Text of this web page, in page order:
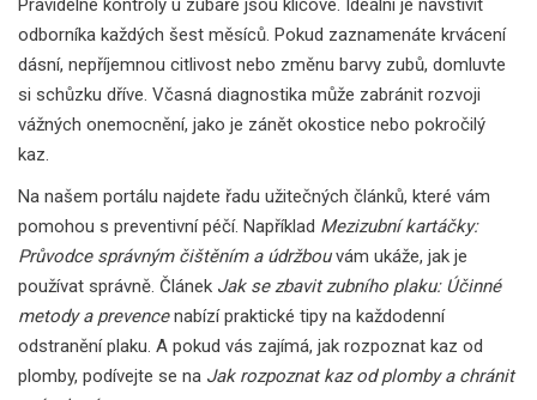
Pravidelné kontroly u zubaře jsou klíčové. Ideální je navštívit
odborníka každých šest měsíců. Pokud zaznamenáte krvácení
dásní, nepříjemnou citlivost nebo změnu barvy zubů, domluvte
si schůzku dříve. Včasná diagnostika může zabránit rozvoji
vážných onemocnění, jako je zánět okostice nebo pokročilý
kaz.
Na našem portálu najdete řadu užitečných článků, které vám
pomohou s preventivní péčí. Například Mezizubní kartáčky:
Průvodce správným čištěním a údržbouvám ukáže, jak je
používat správně. Článek Jak se zbavit zubního plaku: Účinné
metody a prevencenabízí praktické tipy na každodenní
odstranění plaku. A pokud vás zajímá, jak rozpoznat kaz od
plomby, podívejte se na Jak rozpoznat kaz od plomby a chránit